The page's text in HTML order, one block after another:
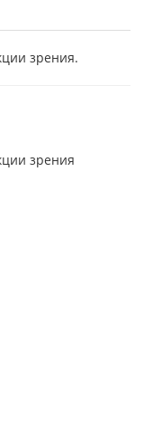
зрения.
зрения